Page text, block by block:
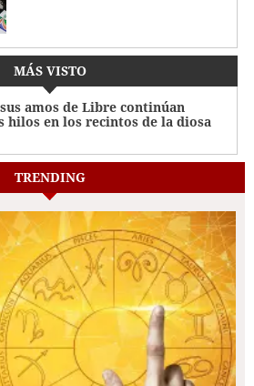
MÁS VISTO
amos de Libre continúan
hilos en los recintos de la diosa
TRENDING